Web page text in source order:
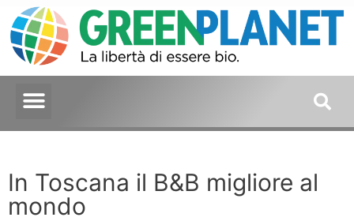
In Toscana il B&B migliore al
mondo